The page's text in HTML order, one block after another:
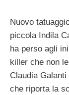
Nuovo
piccola Indila
ha perso agli
killer che non
Claudia
che riporta la